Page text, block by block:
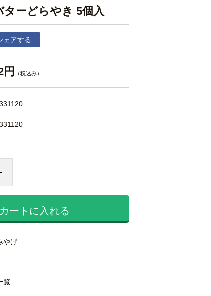
ターどらやき 5個入
ェアする
円 （税込み）
カートに入れる
やげ
覧